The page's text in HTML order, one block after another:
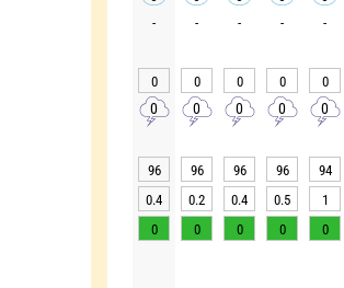
- - - - -
0 0 0 0 0
0 0 0 0 0
96 96 96 96 94
0.4
0.2 0.4 0.5 1
0
0 0 0 0